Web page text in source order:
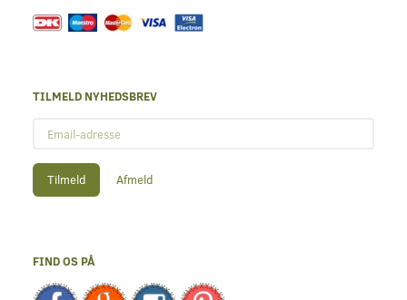
TILMELD NYHEDSBREV
adresse
Tilmeld Afmeld
FIND OS PÅ